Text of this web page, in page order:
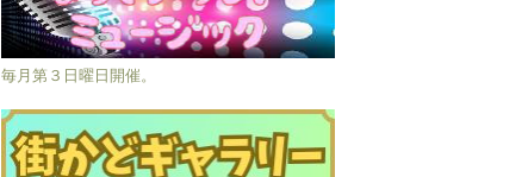
毎月第３日曜日開催。